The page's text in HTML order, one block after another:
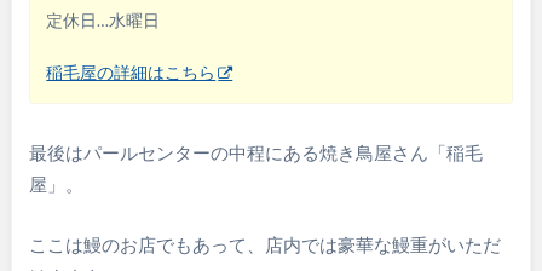
定休日…水曜日
稲毛屋の詳細はこちら
最後はパールセンターの中程にある焼き鳥屋さん「稲毛
屋」。
ここは鰻のお店でもあって、店内では豪華な鰻重がいただ